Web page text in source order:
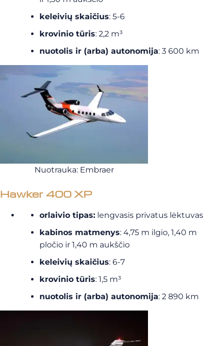
keleivių skaičius: 5-6
krovinio tūris: 2,2 m³
nuotolis ir (arba) autonomija: 3 600 km
Nuotrauka: Embraer
Hawker 400 XP
orlaivio tipas: lengvasis privatus lėktuvas
kabinos matmenys: 4,75 m ilgio, 1,40 m
pločio ir 1,40 m aukščio
keleivių skaičius: 6-7
krovinio tūris: 1,5 m³
nuotolis ir (arba) autonomija: 2 890 km